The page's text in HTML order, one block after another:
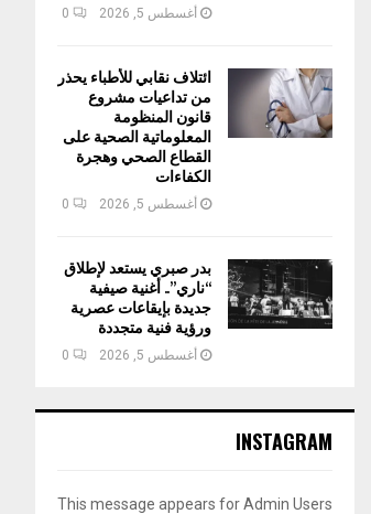
أغسطس 5, 2026 0
ائتلاف نقابي للأطباء يحذر
من تداعيات مشروع
قانون المنظومة
المعلوماتية الصحية على
القطاع الصحي وهجرة
الكفاءات
أغسطس 5, 2026 0
بدر صبري يستعد لإطلاق
“ناري”.. أغنية صيفية
جديدة بإيقاعات عصرية
ورؤية فنية متجددة
أغسطس 5, 2026 0
INSTAGRAM
This message appears for Admin Users